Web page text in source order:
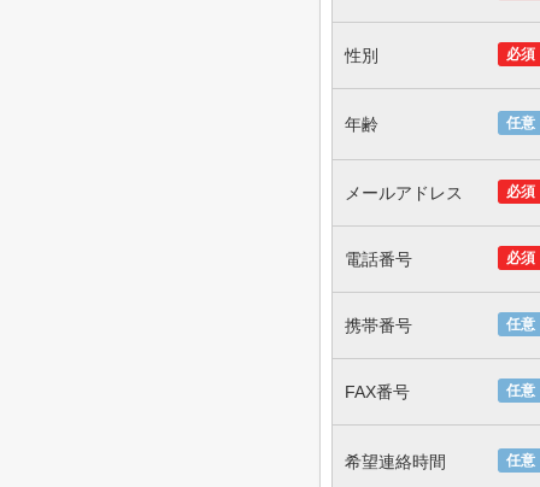
必須
性別
任意
年齢
必須
メールアドレス
必須
電話番号
任意
携帯番号
任意
FAX番号
任意
希望連絡時間